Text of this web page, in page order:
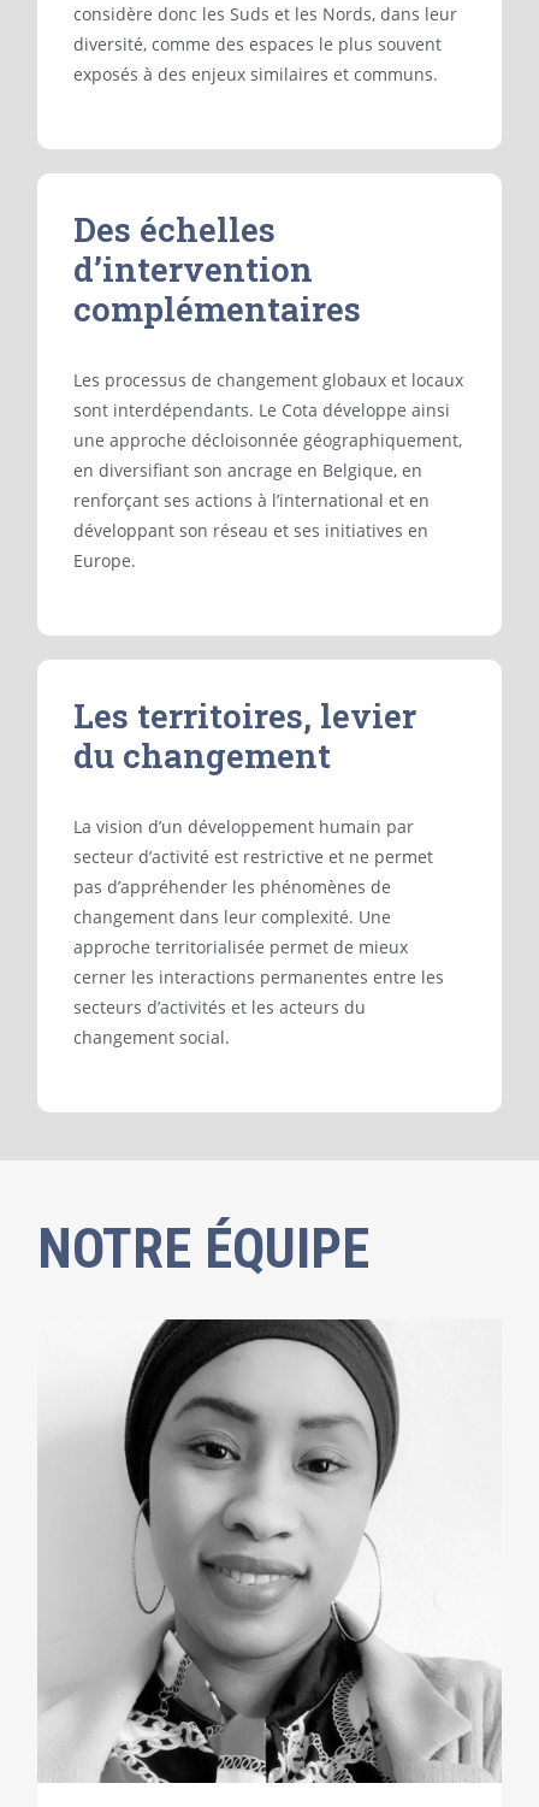
considère donc les Suds et les Nords, dans leur
diversité, comme des espaces le plus souvent
exposés à des enjeux similaires et communs.
Des échelles
d’intervention
complémentaires
Les processus de changement globaux et locaux
sont interdépendants. Le Cota développe ainsi
une approche décloisonnée géographiquement,
en diversifiant son ancrage en Belgique, en
renforçant ses actions à l’international et en
développant son réseau et ses initiatives en
Europe.
Les territoires, levier
du changement
La vision d’un développement humain par
secteur d’activité est restrictive et ne permet
pas d’appréhender les phénomènes de
changement dans leur complexité. Une
approche territorialisée permet de mieux
cerner les interactions permanentes entre les
secteurs d’activités et les acteurs du
changement social.
NOTRE ÉQUIPE